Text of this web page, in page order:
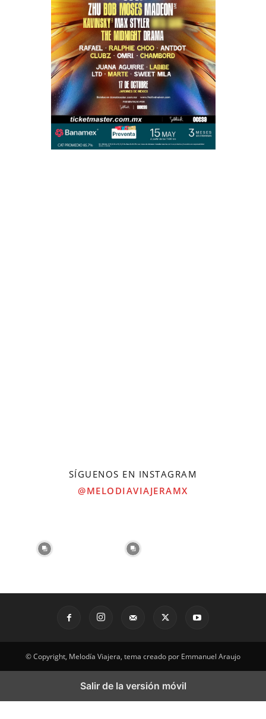
SÍGUENOS EN INSTAGRAM
@MELODIAVIAJERAMX
© Copyright, Melodía Viajera, tema creado por Emmanuel Araujo
Salir de la versión móvil